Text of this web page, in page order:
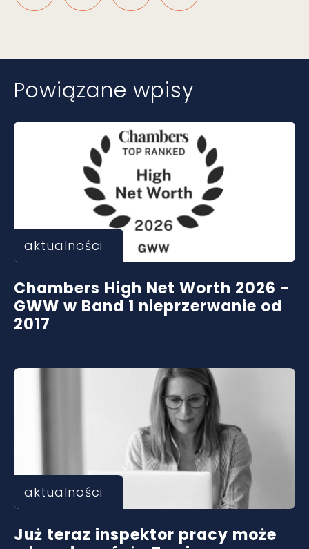
Powiązane wpisy
aktualności
Chambers High Net Worth 2026 -
GWW w Band 1 nieprzerwanie od
2017
aktualności
Już teraz inspektor pracy może